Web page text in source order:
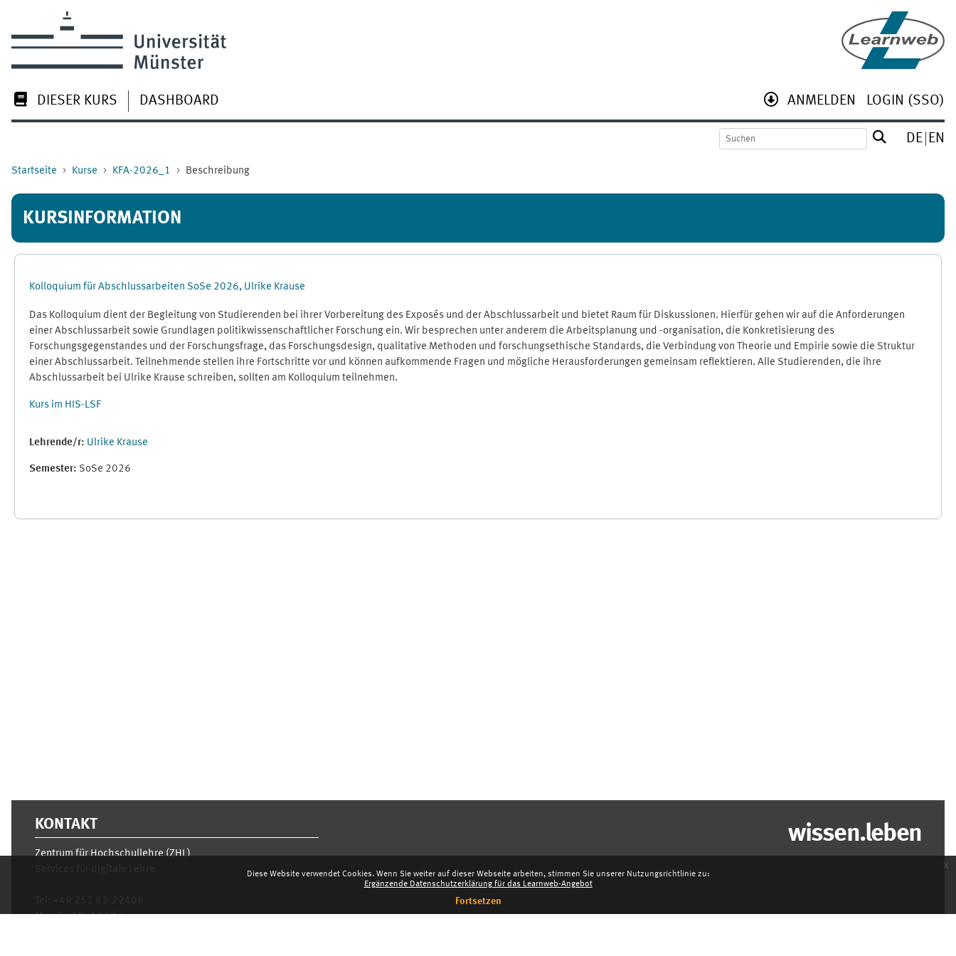
Diese Website verwendet Cookies. Wenn Sie weiter auf dieser Webseite arbeiten, stimmen Sie unserer Nutzungsrichtlinie zu:
Ergänzende Datenschutzerklärung für das Learnweb-Angebot
Fortsetzen
x
DIESER KURS DASHBOARD ANMELDEN LOGIN (SSO)
DE EN
Startseite Kurse KFA-2026_1 Beschreibung
KURSINFORMATION
Kolloquium für Abschlussarbeiten SoSe 2026, Ulrike Krause
Das Kolloquium dient der Begleitung von Studierenden bei ihrer Vorbereitung des Exposés und der Abschlussarbeit und bietet Raum für Diskussionen. Hierfür gehen wir auf die Anforderungen
einer Abschlussarbeit sowie Grundlagen politikwissenschaftlicher Forschung ein. Wir besprechen unter anderem die Arbeitsplanung und -organisation, die Konkretisierung des
Forschungsgegenstandes und der Forschungsfrage, das Forschungsdesign, qualitative Methoden und forschungsethische Standards, die Verbindung von Theorie und Empirie sowie die Struktur
einer Abschlussarbeit. Teilnehmende stellen ihre Fortschritte vor und können aufkommende Fragen und mögliche Herausforderungen gemeinsam reflektieren. Alle Studierenden, die ihre
Abschlussarbeit bei Ulrike Krause schreiben, sollten am Kolloquium teilnehmen.
Kurs im HIS-LSF
Lehrende/r: Ulrike Krause
Semester: SoSe 2026
KONTAKT
Zentrum für Hochschullehre (ZHL)
Mo.- Fr. 10–16 Uhr
wissen.leben